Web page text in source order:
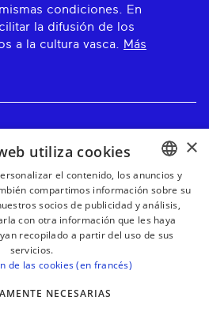
condiciones. En
la difusión de los
a la cultura vasca. Más
Suscribirse
BASQUE
FRENCH
×
utiliza cookies
el contenido, los anuncios y
compartimos información sobre su
socios de publicidad y análisis,
con otra información que les haya
recopilado a partir del uso de sus
servicios.
de las cookies (en francés)
NECESARIAS